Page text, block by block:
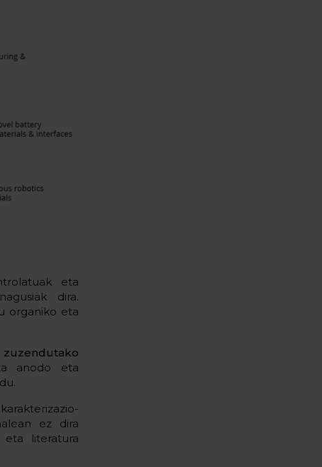
eta
dira.
organiko eta
anodo eta
ez dira
literatura